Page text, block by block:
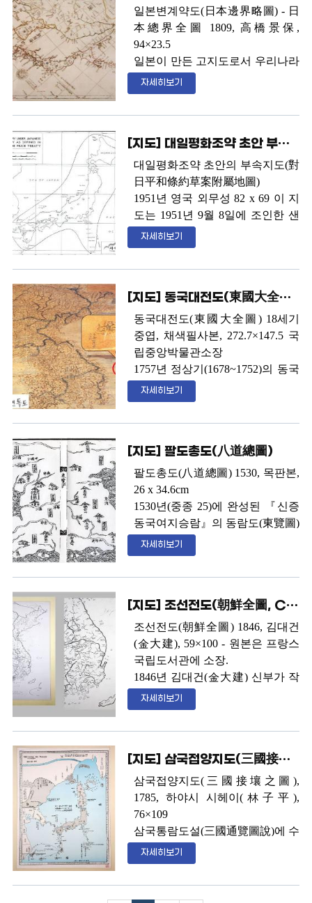
TAKE (독도)는 일본에서 분리되
어 한국에 포함되어 있다.이는 당
시 연합국 최고사령부에서도 독도
를 우리 영토로 인정하고 있음을
보여주는 예이다
일본변계약도(日本邊界略圖) - 日
本總界全圖 1809,高橋景保 ,
94×23.5
일본이 만든 고지도로서 우리나라
와 일본 사이 바다를 조선해
海)로 적고 있다
자세히보기
[지도] 대일평화조약 초안 부속지도(對日平和條約 草案 附屬地圖)
대일평화조약 초안의 부속지도(對
日平和條約草案附屬地圖)
1951 년 영국 외무성82 x 69 이 지
도는 1951 년 9월 8일에 조인한 샌
프란시스코조약 준비 과정에서 영
국정부가 독자적으로 준비해 미국
시한 일본영토의 경계에서 독도를
확연히 배제하고 있어,제 2 차 세계
대전의 승전국인 연합국에서도 독
도를 우리의 영토로 인정하였음을
알 수 있는 지도이다.자료제공:
정병준(이화여대 사학과 교수
자세히보기
[지도] 동국대전도(東國大全圖)
동국대전도(東國大全圖 ) 18세기
중엽, 채색필사본, 272.7×147.5 국
립중앙박물관소장
1757년 정상기(1678~1752)의 동국
대전도를 모사한 지도
건을 통해 촉발된 울릉도에 대한
표현되어 있다. 16~17세기의 지도
에는 울릉도와 독도의 위치가 바
뀌어 표현되었으나
18세기에 만들어진 지도에는 울릉
도와 독도가 제 위치에 표현되었
다.
자세히보기
[지도] 팔도총도(八道總圖)
팔도총도(八道總圖 ) 1530, 목판본,
26 x 34.6cm
1530년(중종 25)에 완성된 『 신증
동국여지승람』 의 동람도(東覽圖)
에 수록된 팔도총도이다
모양이 동서로는 부풀려져 있고
운데에 우산도(于山島)로 표기되
어 있다.현존하는 인쇄본 단독 지
도 중에 독도(우산도) 가 등장하는
최초의 지도이다 .
자세히보기
[지도] 조선전도(朝鮮全圖, Carte de la Corёe)
조선전도(朝鮮全圖 ) 1846, 김대건
(金大建), 59×100 - 원본은 프랑스
국립도서관에 소장.
1846년 김대건(金大建) 신부가 작
성한 조선전도
김정호의“대동여지도
영토로 표기. 1978 년 사본이 국내
에 입수되어 현재 국회도서관,독
도박물관 등에 소장되어 있다. 이
지도에는 독도가 울릉도 바깥쪽에
정확히 그려졌고,지명이 비록 프
랑스어로 표기되었으나
고유명칭을 순수한 우리말의 발음
자세히보기
[지도] 삼국접양지도(三國接壤之圖)
삼국접양지도(三國接壤之圖),
1785, 하야시 시헤이 (林子平),
76×109
삼국통람도설(三國通覽圖說)에 수
록된 부도( 附圖
여기서3국이란 조선
이누족의 북해도 이북 지역
자세히보기